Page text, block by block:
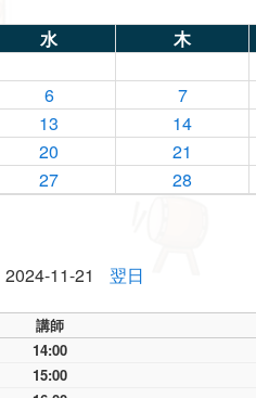
水 木
6
7
13
14
20
21
27
28
2024-11-21 翌日
講師
14:00
15:00